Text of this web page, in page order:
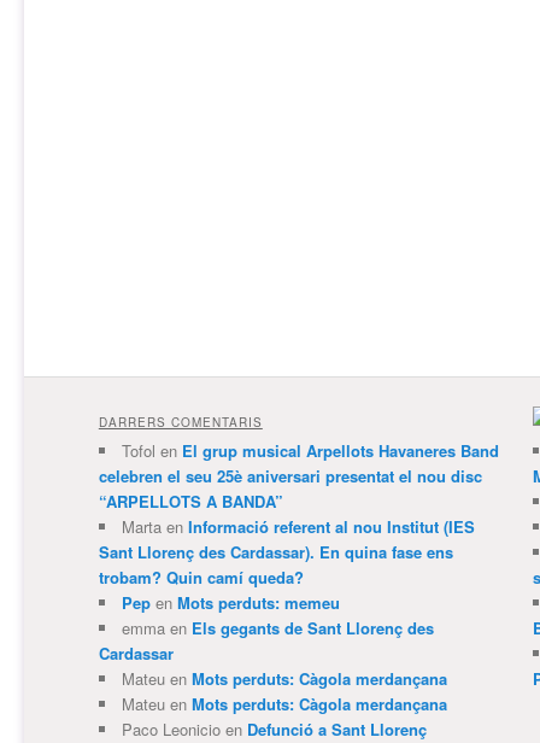
DARRERS COMENTARIS
Tofol en El grup musical Arpellots Havaneres Band
celebren el seu 25è aniversari presentat el nou disc
“ARPELLOTS A BANDA”
Martaen Informació referent al nou Institut (IES
Sant Llorenç des Cardassar). En quina fase ens
trobam? Quin camí queda?
Pepen Mots perduts: memeu
emmaen Els gegants de Sant Llorenç des
Cardassar
Mateuen Mots perduts: Càgola merdançana
Mateuen Mots perduts: Càgola merdançana
Paco Leonicioen Defunció a Sant Llorenç